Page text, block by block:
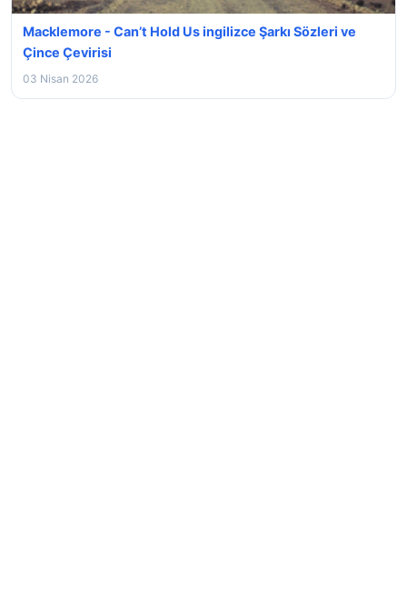
Macklemore - Can’t Hold Us ingilizce Şarkı Sözleri ve
Çince Çevirisi
03 Nisan 2026